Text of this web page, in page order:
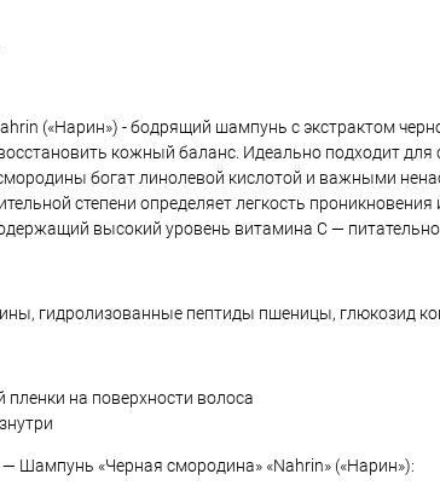
(«Нарин») - бодрящий шампунь с экстрактом
кожный баланс. Идеально подходит
смородины богат линолевой кислотой и важными
степени определяет легкость
высокий уровень витамина С —
гидролизованные пептиды пшеницы, глюкозид
на поверхности волоса
Шампунь «Черная смородина» «Nahrin» («Нарин»):